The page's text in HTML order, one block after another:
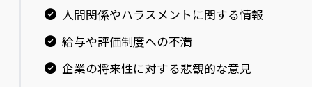
人間関係やハラスメントに関する情報
給与や評価制度への不満
企業の将来性に対する悲観的な意見